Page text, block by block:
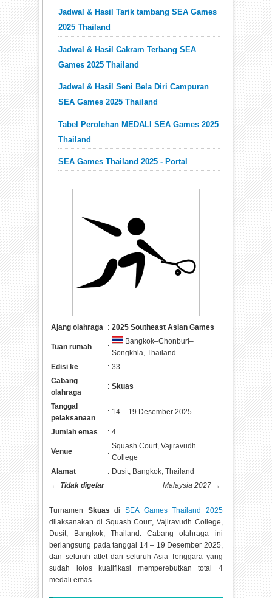
Jadwal & Hasil Tarik tambang SEA Games
2025 Thailand
Jadwal & Hasil Cakram Terbang SEA
Games 2025 Thailand
Jadwal & Hasil Seni Bela Diri Campuran
SEA Games 2025 Thailand
Tabel Perolehan MEDALI SEA Games 2025
Thailand
SEA Games Thailand 2025 - Portal
Ajang olahraga : 2025 Southeast Asian Games
Tuan rumah :
Bangkok–Chonburi–
Songkhla, Thailand
Edisi ke
: 33
Cabang
olahraga
: Skuas
Tanggal
pelaksanaan
: 14 – 19 Desember 2025
Jumlah emas : 4
Venue :
Squash Court, Vajiravudh
College
Alamat
: Dusit, Bangkok, Thailand
← Tidak digelar Malaysia 2027 →
Turnamen Skuas di SEA Games Thailand 2025
dilaksanakan di Squash Court, Vajiravudh College,
Dusit, Bangkok, Thailand. Cabang olahraga ini
berlangsung pada tanggal 14 – 19 Desember 2025,
dan seluruh atlet dari seluruh Asia Tenggara yang
sudah lolos kualifikasi memperebutkan total 4
medali emas.